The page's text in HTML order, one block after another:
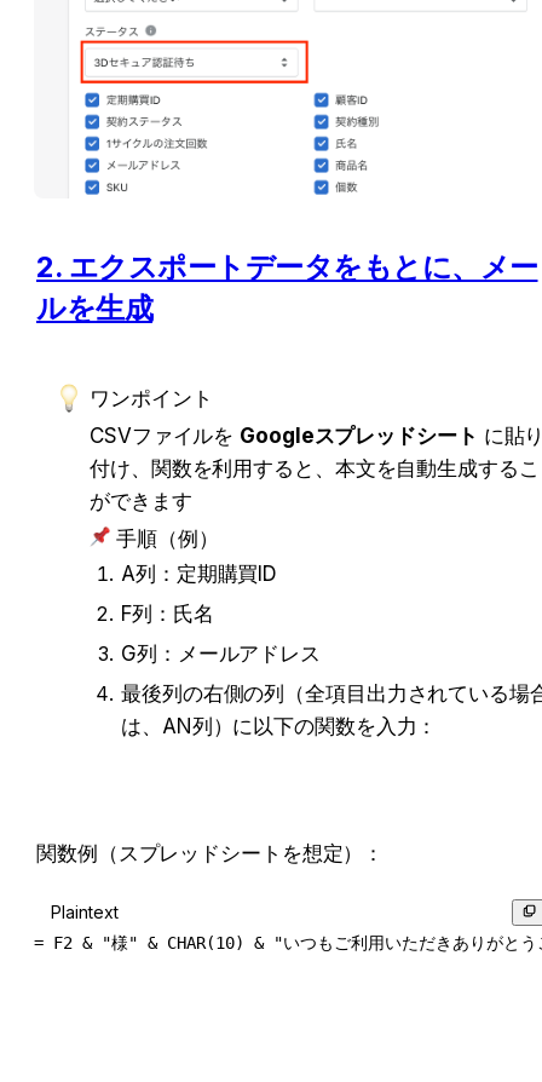
2. エクスポートデータをもとに、メー
ルを生成
ワンポイント
CSVファイルを Googleスプレッドシート に貼
付け、関数を利用すると、本文を自動生成する
ができます
手順（例）
A列：定期購買ID
F列：氏名
G列：メールアドレス
最後列の右側の列（全項目出力されている場
は、AN列）に以下の関数を入力：
関数例（スプレッドシートを想定）：
Plaintext
= F2 & "様" & CHAR(10) & "いつもご利用いただきありがとう